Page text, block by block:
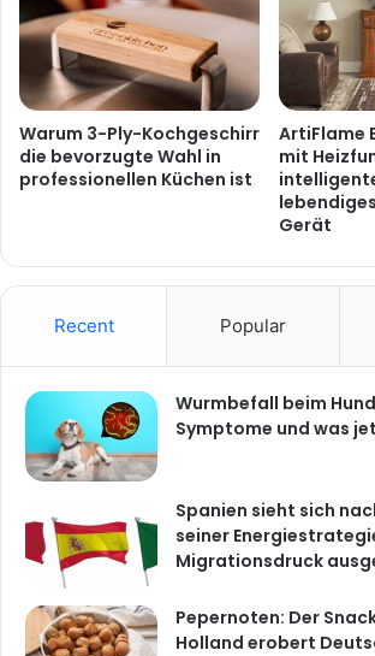
Warum 3-Ply-Kochgeschirr
die bevorzugte Wahl in
professionellen Küchen ist
ArtiFlame
mit
Gerät
Recent Popular
Wurmbefall beim
Symptome und was
Spanien sieht sich
seiner
Migrationsdruck
Pepernoten: Der
Holland erobert